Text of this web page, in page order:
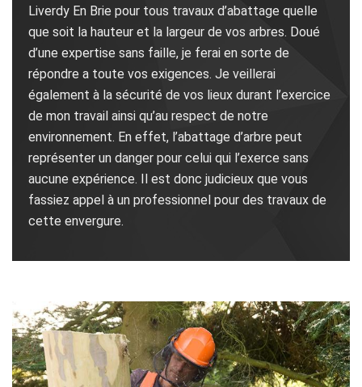
Liverdy En Brie pour tous travaux d’abattage quelle
que soit la hauteur et la largeur de vos arbres. Doué
d’une expertise sans faille, je ferai en sorte de
répondre a toute vos exigences. Je veillerai
également à la sécurité de vos lieux durant l’exercice
de mon travail ainsi qu’au respect de notre
environnement. En effet, l’abattage d’arbre peut
représenter un danger pour celui qui l’exerce sans
aucune expérience. Il est donc judicieux que vous
fassiez appel à un professionnel pour des travaux de
cette envergure.